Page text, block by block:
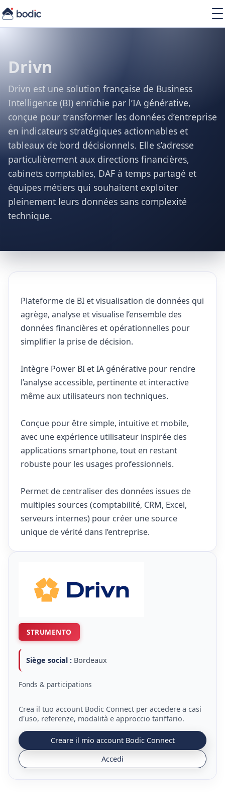
IT
Drivn
Drivn est une solution française de Business
Intelligence (BI) enrichie par l’IA générative,
conçue pour transformer les données d’entreprise
en indicateurs stratégiques actionnables et
tableaux de bord décisionnels. Elle s’adresse
particulièrement aux directions financières,
cabinets comptables, DAF à temps partagé et
équipes métiers qui souhaitent exploiter
pleinement leurs données sans complexité
technique.
Plateforme de BI et visualisation de données qui
agrège, analyse et visualise l’ensemble des
données financières et opérationnelles pour
simplifier la prise de décision.
Intègre Power BI et IA générative pour rendre
l’analyse accessible, pertinente et interactive
même aux utilisateurs non techniques.
Conçue pour être simple, intuitive et mobile,
avec une expérience utilisateur inspirée des
applications smartphone, tout en restant
robuste pour les usages professionnels.
Permet de centraliser des données issues de
multiples sources (comptabilité, CRM, Excel,
serveurs internes) pour créer une source
unique de vérité dans l’entreprise.
STRUMENTO
Siège social : Bordeaux
Fonds & participations
Crea il tuo account Bodic Connect per accedere a casi
d'uso, referenze, modalità e approccio tariffario.
Creare il mio account Bodic Connect
Accedi